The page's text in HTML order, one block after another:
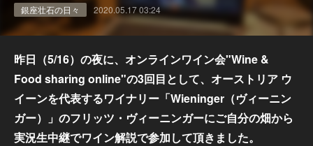
銀座壮石の日々 2020.05.17 03:24
昨日（5/16）の夜に、オンラインワイン会"Wine &
Food sharing online"の3回目として、オーストリア ウ
イーンを代表するワイナリー「Wieninger（ヴィーニン
ガー）」のフリッツ・ヴィーニンガーにご自分の畑から
実況生中継でワイン解説で参加して頂きました。